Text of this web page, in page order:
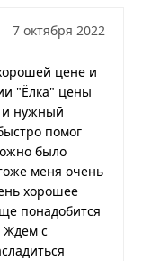
7 октября 2022
цене и
"Ёлка" цены
и нужный
помог
было
меня очень
хорошее
понадобится
Ждем с